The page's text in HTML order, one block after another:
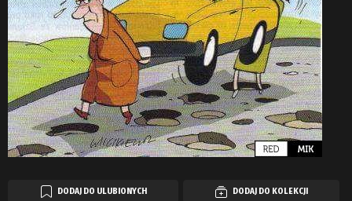
DODAJ DO ULUBIONYCH DODAJ DO KOLEKCJI